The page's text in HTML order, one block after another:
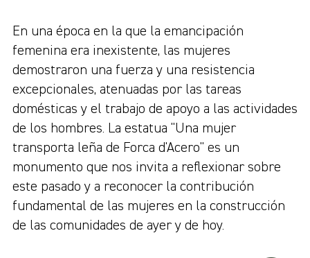
En una época en la que la emancipación
femenina era inexistente, las mujeres
demostraron una fuerza y una resistencia
excepcionales, atenuadas por las tareas
domésticas y el trabajo de apoyo a las actividades
de los hombres. La estatua "Una mujer
transporta leña de Forca d'Acero" es un
monumento que nos invita a reflexionar sobre
este pasado y a reconocer la contribución
fundamental de las mujeres en la construcción
de las comunidades de ayer y de hoy.